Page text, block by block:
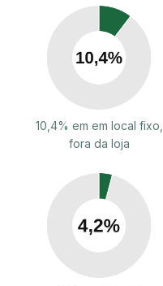
10,4% em em local fixo,
fora da loja